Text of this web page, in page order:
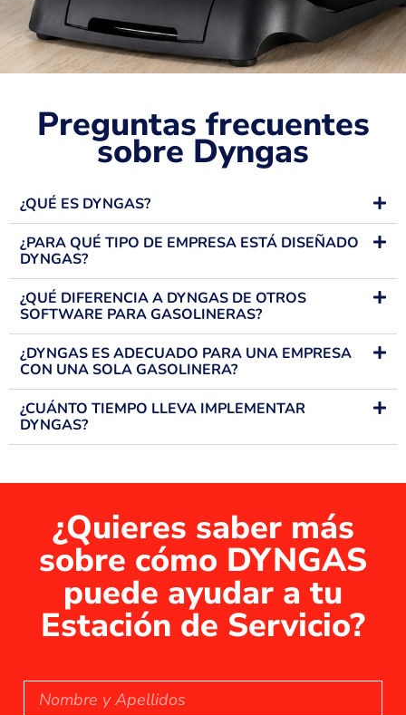
Preguntas frecuentes
sobre Dyngas
¿QUÉ ES DYNGAS?
¿PARA QUÉ TIPO DE EMPRESA ESTÁ DISEÑADO
DYNGAS?
¿QUÉ DIFERENCIA A DYNGAS DE OTROS
SOFTWARE PARA GASOLINERAS?
¿DYNGAS ES ADECUADO PARA UNA EMPRESA
CON UNA SOLA GASOLINERA?
¿CUÁNTO TIEMPO LLEVA IMPLEMENTAR
DYNGAS?
¿Quieres saber más
sobre cómo DYNGAS
puede ayudar a tu
Estación de Servicio?